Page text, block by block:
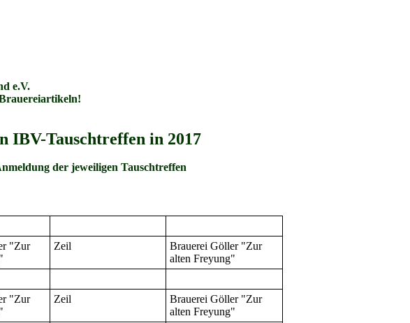
e.V.
IBV-Tauschtreffen in 2017
der jeweiligen Tauschtreffen
"Zur
Zeil
Brauerei Göller "Zur
alten Freyung"
"Zur
Zeil
Brauerei Göller "Zur
alten Freyung"